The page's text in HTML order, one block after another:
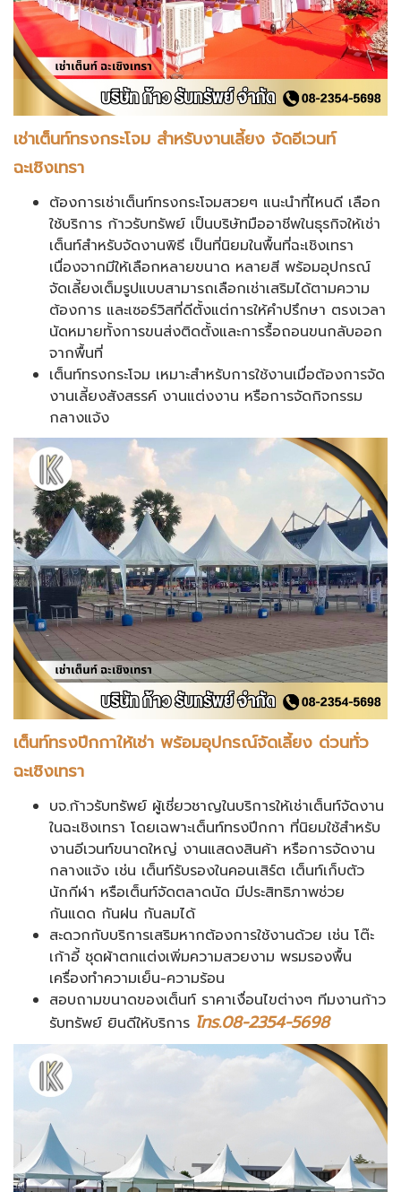
เช่าเต็นท์ทรงกระโจม สำหรับงานเลี้ยง จัดอีเวนท์
ฉะเชิงเทรา
ต้องการเช่าเต็นท์ทรงกระโจมสวยๆ แนะนำที่ไหนดี เลือก
ใช้บริการ ก้าวรับทรัพย์ เป็นบริษัทมืออาชีพในธุรกิจให้เช่า
เต็นท์สำหรับจัดงานพิธี เป็นที่นิยมในพื้นที่ฉะเชิงเทรา
เนื่องจากมีให้เลือกหลายขนาด หลายสี พร้อมอุปกรณ์
จัดเลี้ยงเต็มรูปแบบสามารถเลือกเช่าเสริมได้ตามความ
ต้องการ และเซอร์วิสที่ดีตั้งแต่การให้คำปรึกษา ตรงเวลา
นัดหมายทั้งการขนส่งติดตั้งและการรื้อถอนขนกลับออก
จากพื้นที่
เต็นท์ทรงกระโจม เหมาะสำหรับการใช้งานเมื่อต้องการจัด
งานเลี้ยงสังสรรค์ งานแต่งงาน หรือการจัดกิจกรรม
กลางแจ้ง
เต็นท์ทรงปีกกาให้เช่า พร้อมอุปกรณ์จัดเลี้ยง ด่วนทั่ว
ฉะเชิงเทรา
บจ.ก้าวรับทรัพย์ ผู้เชี่ยวชาญในบริการให้เช่าเต็นท์จัดงาน
ในฉะเชิงเทรา โดยเฉพาะเต็นท์ทรงปีกกา ที่นิยมใช้สำหรับ
งานอีเวนท์ขนาดใหญ่ งานแสดงสินค้า หรือการจัดงาน
กลางแจ้ง เช่น เต็นท์รับรองในคอนเสิร์ต เต็นท์เก็บตัว
นักกีฬา หรือเต็นท์จัดตลาดนัด มีประสิทธิภาพช่วย
กันแดด กันฝน กันลมได้
สะดวกกับบริการเสริมหากต้องการใช้งานด้วย เช่น โต๊ะ
เก้าอี้ ชุดผ้าตกแต่งเพิ่มความสวยงาม พรมรองพื้น
เครื่องทำความเย็น-ความร้อน
สอบถามขนาดของเต็นท์ ราคาเงื่อนไขต่างๆ ทีมงานก้าว
รับทรัพย์ ยินดีให้บริการ โทร.08-2354-5698